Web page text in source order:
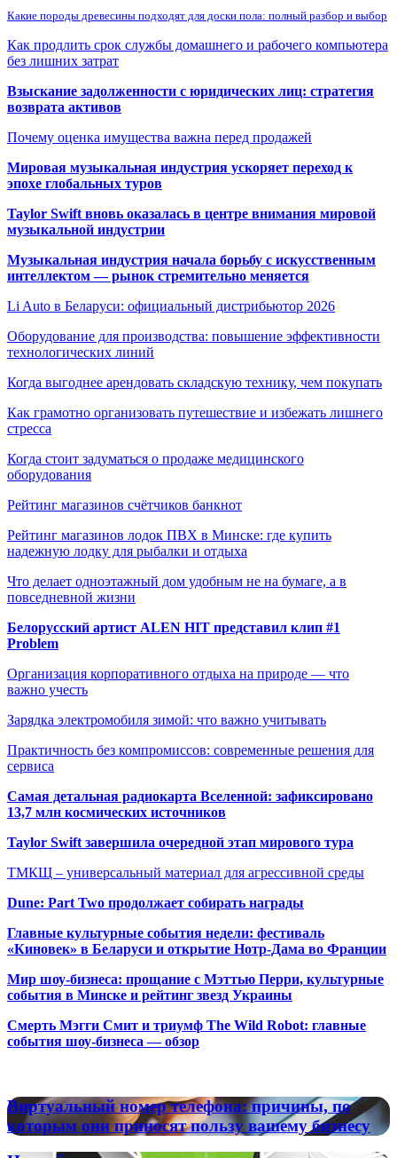
Какие породы древесины подходят для доски пола: полный разбор и выбор
Как продлить срок службы домашнего и рабочего компьютера
без лишних затрат
Взыскание задолженности с юридических лиц: стратегия
возврата активов
Почему оценка имущества важна перед продажей
Мировая музыкальная индустрия ускоряет переход к
эпохе глобальных туров
Taylor Swift вновь оказалась в центре внимания мировой
музыкальной индустрии
Музыкальная индустрия начала борьбу с искусственным
интеллектом — рынок стремительно меняется
Li Auto в Беларуси: официальный дистрибьютор 2026
Оборудование для производства: повышение эффективности
технологических линий
Когда выгоднее арендовать складскую технику, чем покупать
Как грамотно организовать путешествие и избежать лишнего
стресса
Когда стоит задуматься о продаже медицинского
оборудования
Рейтинг магазинов счётчиков банкнот
Рейтинг магазинов лодок ПВХ в Минске: где купить
надежную лодку для рыбалки и отдыха
Что делает одноэтажный дом удобным не на бумаге, а в
повседневной жизни
Белорусский артист ALEN HIT представил клип #1
Problem
Организация корпоративного отдыха на природе — что
важно учесть
Зарядка электромобиля зимой: что важно учитывать
Практичность без компромиссов: современные решения для
сервиса
Самая детальная радиокарта Вселенной: зафиксировано
13,7 млн космических источников
Taylor Swift завершила очередной этап мирового тура
ТМКЩ – универсальный материал для агрессивной среды
Dune: Part Two продолжает собирать награды
Главные культурные события недели: фестиваль
«Киновек» в Беларуси и открытие Нотр-Дама во Франции
Мир шоу-бизнеса: прощание с Мэттью Перри, культурные
события в Минске и рейтинг звезд Украины
Смерть Мэгги Смит и триумф The Wild Robot: главные
события шоу-бизнеса — обзор
Виртуальный
номер
телефона:
причины,
Виртуальный номер телефона: причины, по
которым они приносят пользу вашему бизнесу